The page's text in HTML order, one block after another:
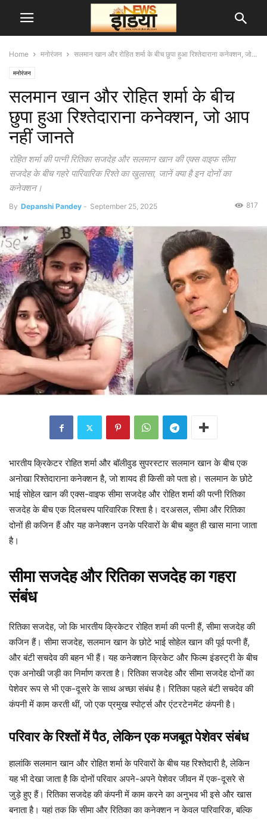
Home मनोरंजन सलमान खान और रोहित शर्मा के बीच छुपा हुआ रिश्तेदाराना कनेक्शन, जो...
मनोरंजन
सलमान खान और रोहित शर्मा के बीच
छुपा हुआ रिश्तेदाराना कनेक्शन, जो आप
नहीं जानते
रोहित शर्मा की पत्नी रितिका सजदेह और सलमान खान की एक्स वाइफ सीमा
सजदेह के बीच गहरे पारिवारिक रिश्ते का खुलासा, जानें क्या है इन दोनों का
कनेक्शन।
By Depanshi Pandey - September 25, 2025 817
भारतीय क्रिकेटर रोहित शर्मा और बॉलीवुड सुपरस्टार सलमान खान के बीच एक
अनोखा रिश्तेदाराना कनेक्शन है, जो शायद ही किसी को पता हो। सलमान के छोटे
भाई सोहेल खान की एक्स-वाइफ सीमा सजदेह और रोहित शर्मा की पत्नी रितिका
सजदेह के बीच एक दिलचस्प पारिवारिक रिश्ता है। दरअसल, सीमा और रितिका
दोनों ही कजिन हैं और यह कनेक्शन उनके परिवारों के बीच बहुत ही खास माना जाता
है।
सीमा सजदेह और रितिका सजदेह का गहरा
संबंध
रितिका सजदेह, जो कि भारतीय क्रिकेटर रोहित शर्मा की पत्नी हैं, सीमा सजदेह की
कजिन हैं। सीमा सजदेह, सलमान खान के छोटे भाई सोहेल खान की पूर्व पत्नी हैं,
और बंटी सचदेव की बहन भी हैं। यह कनेक्शन क्रिकेट और फिल्म इंडस्ट्री के बीच
एक अनोखी जड़ी का निर्माण करता है। रितिका सजदेह और सीमा सजदेह दोनों का
पेशेवर रूप से भी एक-दूसरे के साथ अच्छा संबंध है। रितिका पहले बंटी सचदेव की
कंपनी में काम करती थीं, जो एक प्रमुख स्पोर्ट्स और एंटरटेनमेंट कंपनी है।
परिवार के रिश्तों में पैठ, लेकिन एक मजबूत पेशेवर संबंध
हालांकि सलमान खान और रोहित शर्मा के परिवारों के बीच यह रिश्तेदारी है, लेकिन
यह भी देखा जाता है कि दोनों परिवार अपने-अपने पेशेवर जीवन में एक-दूसरे से
जुड़े हुए हैं। रितिका सजदेह की कंपनी में काम करने का अनुभव भी इसे और खास
बनाता है। यहां तक कि सीमा और रितिका का कनेक्शन न केवल पारिवारिक, बल्कि